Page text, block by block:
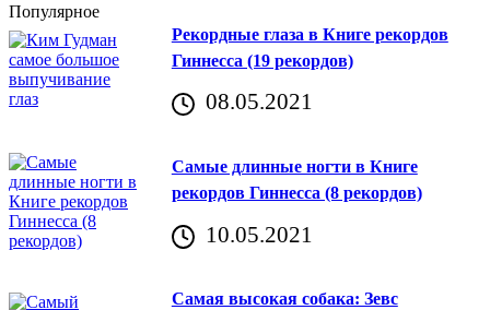
Популярное
Рекордные глаза в Книге рекордов
Гиннесса (19 рекордов)
08.05.2021
Самые длинные ногти в Книге
рекордов Гиннесса (8 рекордов)
10.05.2021
Самая высокая собака: Зевс